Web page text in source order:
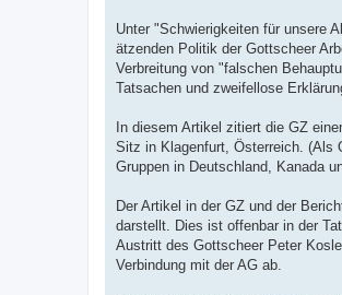
Unter "Schwierigkeiten für unsere
ätzenden Politik der Gottscheer
Verbreitung von "falschen
Tatsachen und zweifellose
In diesem Artikel zitiert die GZ
Sitz in Klagenfurt, Österreich. (Als
Gruppen in Deutschland, Kanada
Der Artikel in der GZ und der
darstellt. Dies ist offenbar in der
Austritt des Gottscheer Peter
Verbindung mit der AG ab.